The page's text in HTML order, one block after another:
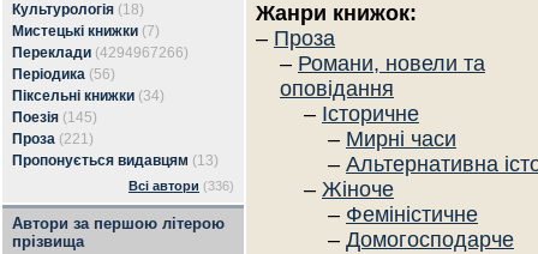
Культурологія (18)
Мистецькі книжки (7)
Переклади (4294967266)
Періодика (56)
Піксельні книжки (34)
Поезія (145)
Проза (221)
Пропонується видавцям (13)
Всі автори (336)
Автори за першою літерою
прізвища
Жанри книжок:
– Проза
– Романи, новели та
оповідання
– Історичне
– Мирні часи
– Альтернативна
– Жіноче
– Феміністичне
– Домогосподарче